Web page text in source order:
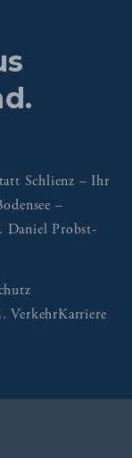
Schlienz – Ihr
–
Daniel Probst-
VerkehrKarriere